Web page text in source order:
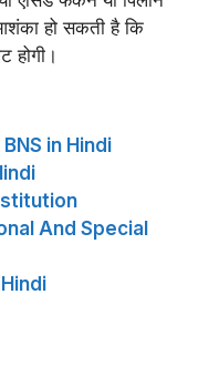
हो सकती है कि
होगी।
BNS in Hindi
And Special